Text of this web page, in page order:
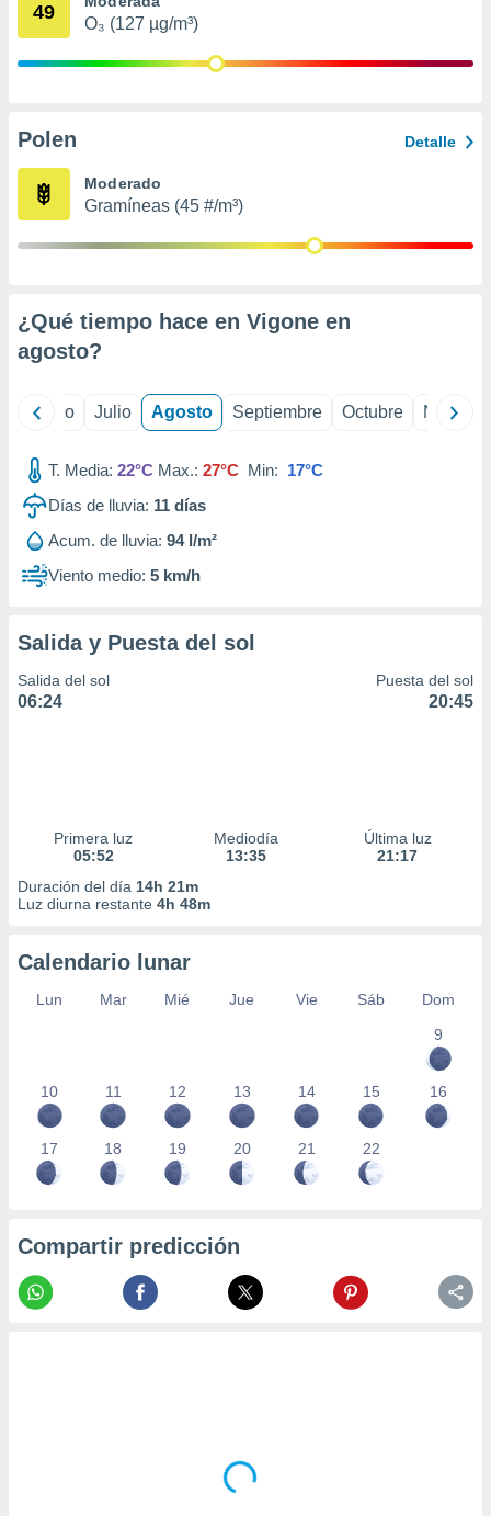
publicidad
de
1199
49
O₃ (127 µg/m³)
Polen Detalle
Moderado
Gramíneas (45 #/m³)
¿Qué tiempo hace en Vigone en
agosto?
Junio Julio Agosto Septiembre Octubre
T. Media: 22°C Max.: 27°C Min: 17°C
Días de lluvia: 11 días
Acum. de lluvia: 94 l/m²
Viento medio: 5 km/h
Salida y Puesta del sol
Salida del sol
06:24
Puesta del sol
20:45
Primera luz
05:52
Mediodía
13:35
Última luz
21:17
Duración del día 14h 21m
Luz diurna restante 4h 48m
Calendario lunar
Lun Mar Mié Jue Vie Sáb
Dom
9
10 11 12 13 14 15 16
17 18 19 20 21 22
Compartir predicción